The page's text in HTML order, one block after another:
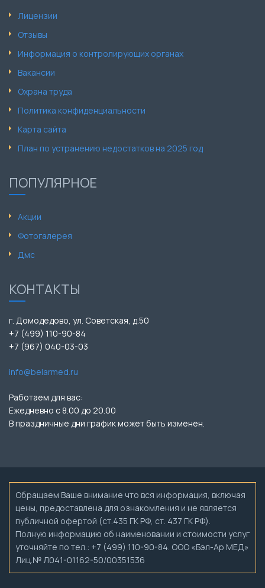
Лицензии
Отзывы
Информация о контролирующих органах
Вакансии
Охрана труда
Политика конфиденциальности
Карта сайта
План по устранению недостатков на 2025 год
ПОПУЛЯРНОЕ
Акции
Фотогалерея
Дмс
КОНТАКТЫ
г. Домодедово, ул. Советская, д.50
+7 (499) 110-90-84
+7 (967) 040-03-03
info@belarmed.ru
Работаем для вас:
Ежедневно с 8.00 до 20.00
В праздничные дни график может быть изменен.
Обращаем Ваше внимание что вся информация, включая
цены, предоставлена для ознакомления и не является
публичной офертой (ст.435 ГК РФ, ст. 437 ГК РФ).
Полную информацию об наименовании и стоимости услуг
уточняйте по тел.: +7 (499) 110-90-84. ООО «Бэл-Ар МЕД»
Лиц.№ Л041-01162-50/00351536